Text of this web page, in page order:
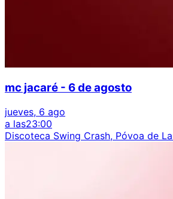
mc jacaré - 6 de agosto
jueves, 6 ago
a las23:00
Discoteca Swing Crash, Póvoa de